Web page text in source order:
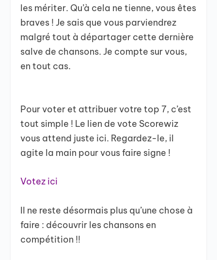
les mériter. Qu’à cela ne tienne, vous êtes
braves ! Je sais que vous parviendrez
malgré tout à départager cette dernière
salve de chansons. Je compte sur vous,
en tout cas.
Pour voter et attribuer votre top 7, c’est
tout simple ! Le lien de vote Scorewiz
vous attend juste ici. Regardez-le, il
agite la main pour vous faire signe !
Votez ici
Il ne reste désormais plus qu’une chose à
faire : découvrir les chansons en
compétition !!